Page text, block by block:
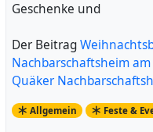
Geschenke und
Der Beitrag
Nachbarschaftsheim
Quäker
Allgemein Feste &